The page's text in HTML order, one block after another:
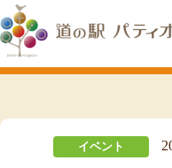
ン
テ
ス
イベント